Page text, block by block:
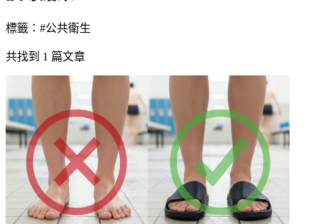
標籤：#公共衛生
共找到 1 篇文章